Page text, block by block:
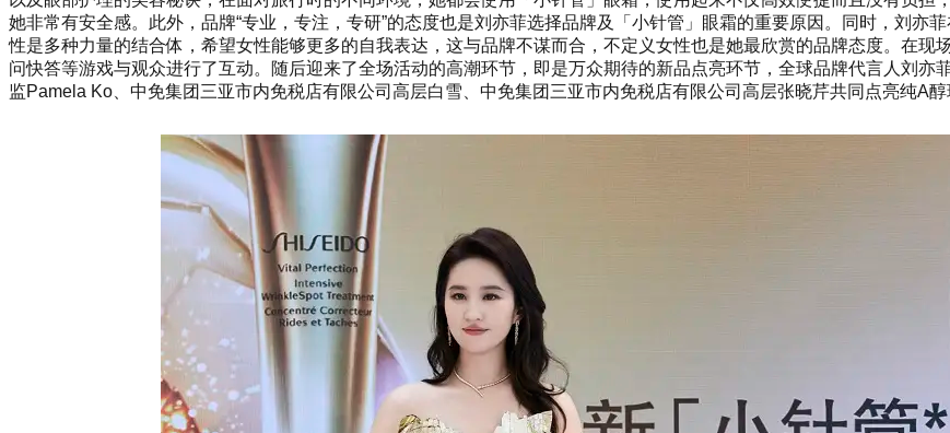
她非常有安全感。此外，品牌“专业，专注，专研”的态度也是刘亦菲选择品牌及「小针管」眼霜的重要原因。同时，刘亦
性是多种力量的结合体，希望女性能够更多的自我表达，这与品牌不谋而合，不定义女性也是她最欣赏的品牌态度。在
问快答等游戏与观众进行了互动。随后迎来了全场活动的高潮环节，即是万众期待的新品点亮环节，全球品牌代言人刘
监Pamela Ko、中免集团三亚市内免税店有限公司高层白雪、中免集团三亚市内免税店有限公司高层张晓芹共同点亮纯A